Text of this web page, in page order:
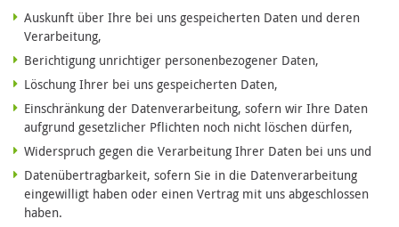
Auskunft über Ihre bei uns gespeicherten Daten und deren
Verarbeitung,
Berichtigung unrichtiger personenbezogener Daten,
Löschung Ihrer bei uns gespeicherten Daten,
Einschränkung der Datenverarbeitung, sofern wir Ihre Daten
aufgrund gesetzlicher Pflichten noch nicht löschen dürfen,
Widerspruch gegen die Verarbeitung Ihrer Daten bei uns und
Datenübertragbarkeit, sofern Sie in die Datenverarbeitung
eingewilligt haben oder einen Vertrag mit uns abgeschlossen
haben.